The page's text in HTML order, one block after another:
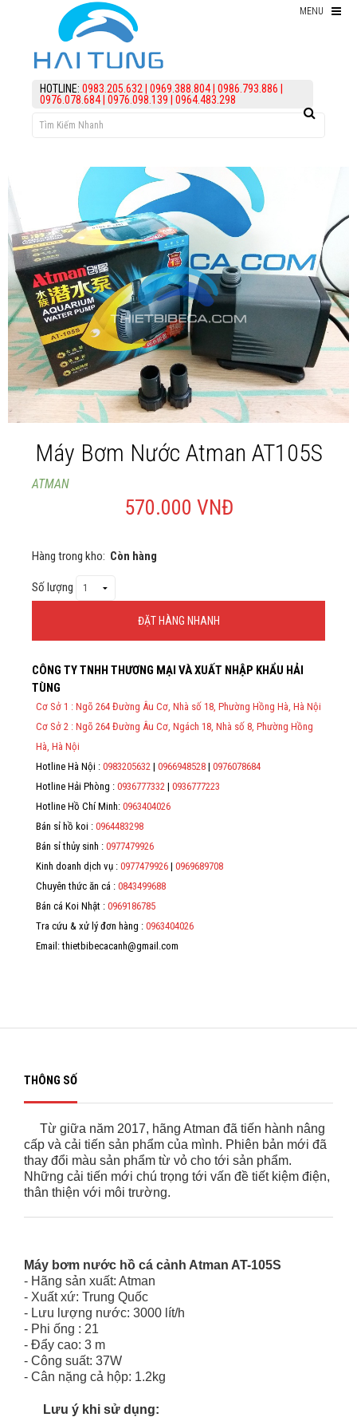
MENU
HOTLINE: 0983.205.632 0969.388.804| 0986.793.886
0976.078.684| 0976.098.139 0964.483.298
Máy Bơm Nước Atman AT105S
ATMAN
570.000 VNĐ
Hàng trong kho: Còn hàng
Số lượng
ĐẶT HÀNG NHANH
Theo Nghị định 123/2020/NĐ-CP và nghị định 70/2025/NĐ-CP về
việc thực hiện lập Hóa Đơn Điện Tử bán hàng và cung cấp dịch vụ
cho người mua bắt buộc phải thế hiện đầy đủ thông tin: họ tên,
địa chỉ, mã số thuế/ căn cước công dân/ số định danh.
CÔNG TY TNHH THƯƠNG MẠI VÀ XUẤT NHẬP KHẨU HẢI
TÙNG
Cơ Sở 1 : Ngõ 264 Đường Âu Cơ, Nhà số 18, Phường Hồng Hà, Hà Nội
Cơ Sở 2 : Ngõ 264 Đường Âu Cơ, Ngách 18, Nhà số 8, Phường Hồng
Hà, Hà Nội
Hotline Hà Nội : 0983205632 | 0966948528 | 0976078684
Hotline Hải Phòng : 0936777332 | 0936777223
Hotline Hồ Chí Minh: 0963404026
Bán sỉ hồ koi : 0964483298
Bán sỉ thủy sinh : 0977479926
Kinh doanh dịch vụ : 0977479926 | 0969689708
Chuyên thức ăn cá : 0843499688
Bán cá Koi Nhật : 0969186785
Tra cứu & xử lý đơn hàng : 0963404026
Email: thietbibecacanh@gmail.com
THÔNG SỐ
Từ giữa năm 2017, hãng Atman đã tiến hành nâng
cấp và cải tiến sản phẩm của mình. Phiên bản mới đã
thay đổi màu sản phẩm từ vỏ cho tới sản phẩm.
Những cải tiến mới chú trọng tới vấn đề tiết kiệm điện,
thân thiện với môi trường.
Máy bơm nước hồ cá cảnh Atman AT-105S
- Hãng sản xuất: Atman
- Xuất xứ: Trung Quốc
- Lưu lượng nước: 3000 lít/h
- Phi ống : 21
- Đẩy cao: 3 m
- Công suất: 37W
- Cân nặng cả hộp: 1.2kg
Lưu ý khi sử dụng:
Thiết bị hồ Koi
Thức ăn cho cá koi
điều trị bệnh Cá Koi
Vi Sinh Hồ Koi
assign('article_categories',
article_categories_tree('0')); ?>
Làm lọc hồ koi
KIẾN THỨC
HỖ TRỢ
Giới thiệu
Liên Hệ